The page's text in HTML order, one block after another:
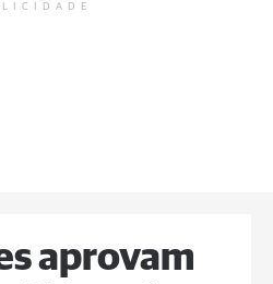
aprovam